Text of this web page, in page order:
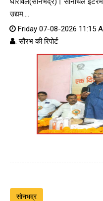
उद्यम....
Friday 07-08-2026 11:15
: सौरभ की रिपोर्ट
सोनभद्र